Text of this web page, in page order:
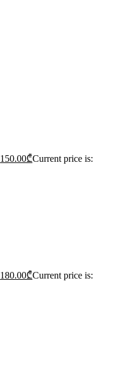
150.00₾Current price is:
180.00₾Current price is: